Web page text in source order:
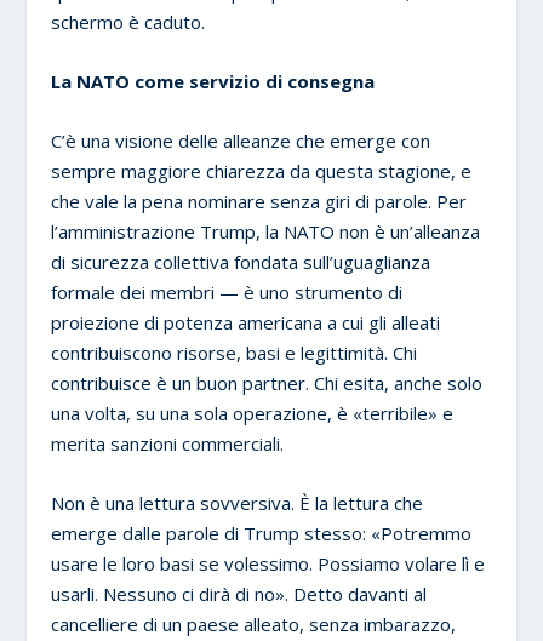
schermo è caduto.
La NATO come servizio di consegna
C’è una visione delle alleanze che emerge con
sempre maggiore chiarezza da questa stagione, e
che vale la pena nominare senza giri di parole. Per
l’amministrazione Trump, la NATO non è un’alleanza
di sicurezza collettiva fondata sull’uguaglianza
formale dei membri — è uno strumento di
proiezione di potenza americana a cui gli alleati
contribuiscono risorse, basi e legittimità. Chi
contribuisce è un buon partner. Chi esita, anche solo
una volta, su una sola operazione, è «terribile» e
merita sanzioni commerciali.
Non è una lettura sovversiva. È la lettura che
emerge dalle parole di Trump stesso: «Potremmo
usare le loro basi se volessimo. Possiamo volare lì e
usarli. Nessuno ci dirà di no». Detto davanti al
cancelliere di un paese alleato, senza imbarazzo,